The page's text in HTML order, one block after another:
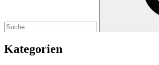
Kategorien